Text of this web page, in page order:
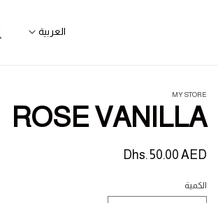
العربية
MY STORE
ROSE VANILLA
السعر
Dhs. 50.00 AED
الكمية